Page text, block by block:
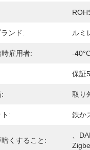
ンド: ルミ
雇用者: -
保証
取り
: 鉄か
くすること:
、